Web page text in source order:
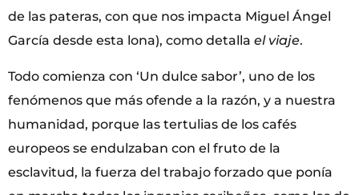
de las pateras, con que nos impacta Miguel Ángel
García desde esta lona), como detalla el viaje.
Todo comienza con ‘Un dulce sabor’, uno de los
fenómenos que más ofende a la razón, y a nuestra
humanidad, porque las tertulias de los cafés
europeos se endulzaban con el fruto de la
esclavitud, la fuerza del trabajo forzado que ponía